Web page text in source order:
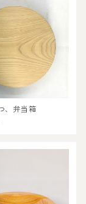
、弁当箱